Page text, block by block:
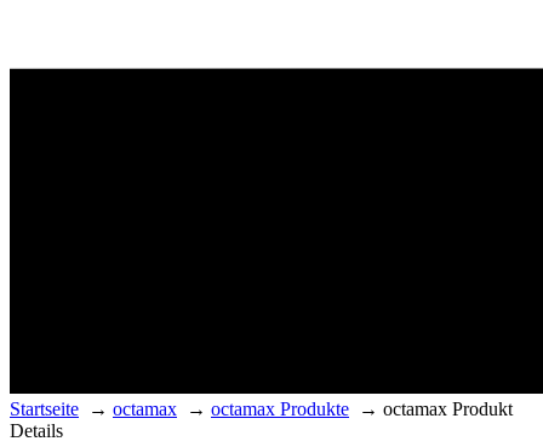
Startseite → octamax → octamax Produkte → octamax Produkt
Details